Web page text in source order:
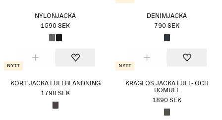
NYLONJACKA
1590 SEK
DENIMJACKA
790 SEK
Nytt
KORT JACKA I ULLBLANDNING
1790 SEK
Nytt
KRAGLÖS JACKA I ULL- OCH
BOMULL
1890 SEK